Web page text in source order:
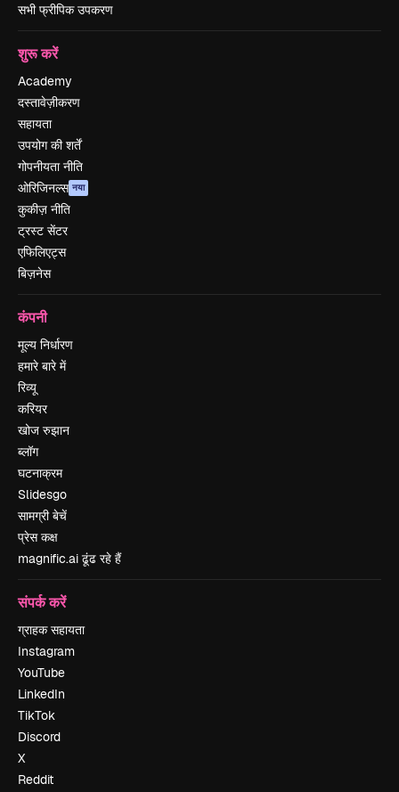
सभी फ्रीपिक उपकरण
शुरू करें
Academy
दस्तावेज़ीकरण
सहायता
उपयोग की शर्तें
गोपनीयता नीति
ओरिजिनल्स नया
कुकीज़ नीति
ट्रस्ट सेंटर
एफिलिएट्स
बिज़नेस
कंपनी
मूल्य निर्धारण
हमारे बारे में
रिव्यू
करियर
खोज रुझान
ब्लॉग
घटनाक्रम
Slidesgo
सामग्री बेचें
प्रेस कक्ष
magnific.ai ढूंढ रहे हैं
संपर्क करें
ग्राहक सहायता
Instagram
YouTube
LinkedIn
TikTok
Discord
X
Reddit